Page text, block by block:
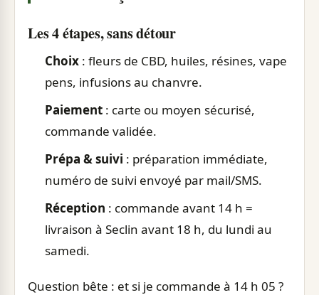
Les 4 étapes, sans détour
Choix : fleurs de CBD, huiles, résines, vape
pens, infusions au chanvre.
Paiement : carte ou moyen sécurisé,
commande validée.
Prépa & suivi : préparation immédiate,
numéro de suivi envoyé par mail/SMS.
Réception : commande avant 14 h =
livraison à Seclin avant 18 h, du lundi au
samedi.
Question bête : et si je commande à 14 h 05 ?